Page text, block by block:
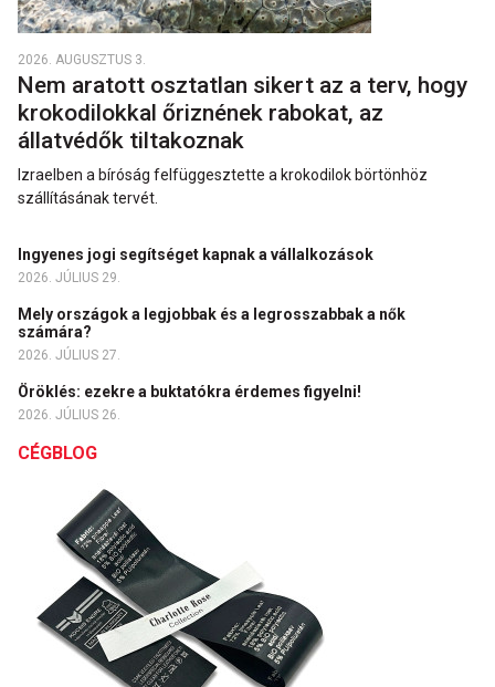
2026. AUGUSZTUS 3.
Nem aratott osztatlan sikert az a terv, hogy
krokodilokkal őriznének rabokat, az
állatvédők tiltakoznak
Izraelben a bíróság felfüggesztette a krokodilok börtönhöz
szállításának tervét.
Ingyenes jogi segítséget kapnak a vállalkozások
2026. JÚLIUS 29.
Mely országok a legjobbak és a legrosszabbak a nők
számára?
2026. JÚLIUS 27.
Öröklés: ezekre a buktatókra érdemes figyelni!
2026. JÚLIUS 26.
CÉGBLOG